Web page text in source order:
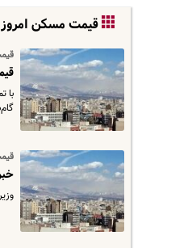
قیمت مسکن امروز
با